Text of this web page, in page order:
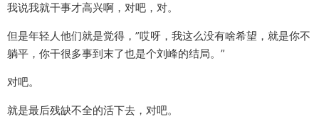
我说我就干事才高兴啊，对吧，对。
但是年轻人他们就是觉得，”哎呀，我这么没有啥希望，就是你不
躺平，你干很多事到末了也是个刘峰的结局。”
对吧。
就是最后残缺不全的活下去，对吧。